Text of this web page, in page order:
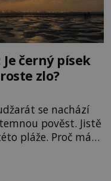
černý písek
zlo?
se nachází
pověst. Jistě
pláže. Proč má
k nevysvětlitelným